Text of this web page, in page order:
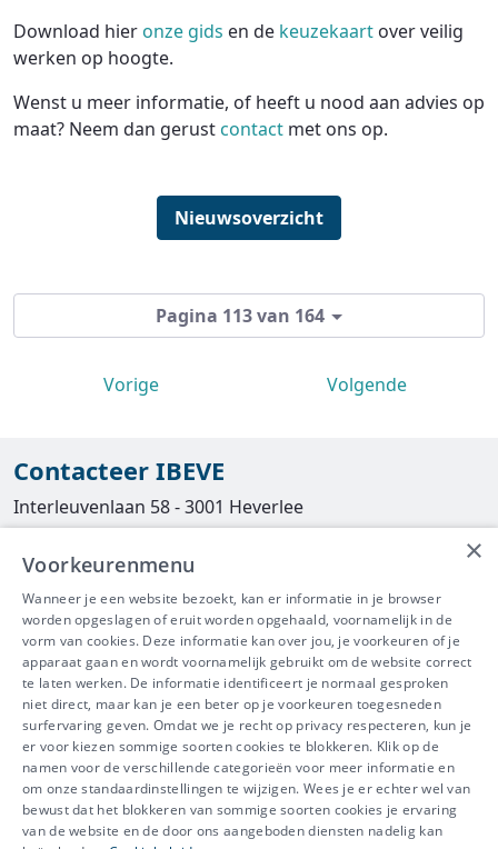
Download hier onze gids en de keuzekaart over veilig
werken op hoogte.
Wenst u meer informatie, of heeft u nood aan advies op
maat? Neem dan gerust contact met ons op.
Nieuwsoverzicht
Pagina 113 van 164
Vorige Volgende
Contacteer IBEVE
Interleuvenlaan 58 - 3001 Heverlee
016/390490
info@ibeve.be
asbest@ibeve.be
Ondernemingsnummer: 0436 612 044
IBEVE maakt deel uit van Groep
IDEWE
Disclaimer-Privacy-Cookiebeleid
×
Voorkeurenmenu
Wanneer je een website bezoekt, kan er informatie in je browser
worden opgeslagen of eruit worden opgehaald, voornamelijk in de
vorm van cookies. Deze informatie kan over jou, je voorkeuren of je
apparaat gaan en wordt voornamelijk gebruikt om de website correct
te laten werken. De informatie identificeert je normaal gesproken
niet direct, maar kan je een beter op je voorkeuren toegesneden
surfervaring geven. Omdat we je recht op privacy respecteren, kun je
er voor kiezen sommige soorten cookies te blokkeren. Klik op de
namen voor de verschillende categorieën voor meer informatie en
om onze standaardinstellingen te wijzigen. Wees je er echter wel van
bewust dat het blokkeren van sommige soorten cookies je ervaring
van de website en de door ons aangeboden diensten nadelig kan